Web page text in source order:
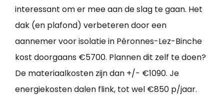
interessant om er mee aan de slag te gaan. Het
dak (en plafond) verbeteren door een
aannemer voor isolatie in Péronnes-Lez-Binche
kost doorgaans €5700. Plannen dit zelf te doen?
De materiaalkosten zijn dan +/- €1090. Je
energiekosten dalen flink, tot wel €850 p/jaar.